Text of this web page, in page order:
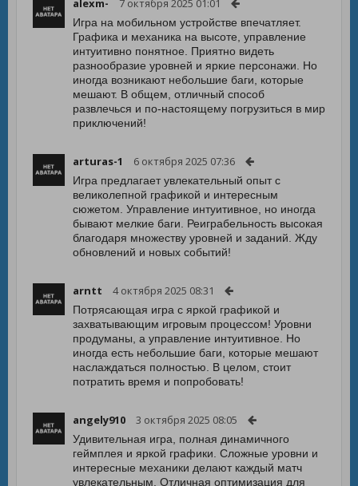
alexm- 7 октября 2025 01:01
Игра на мобильном устройстве впечатляет.
Графика и механика на высоте, управление
интуитивно понятное. Приятно видеть
разнообразие уровней и яркие персонажи. Но
иногда возникают небольшие баги, которые
мешают. В общем, отличный способ
развлечься и по-настоящему погрузиться в мир
приключений!
arturas-1 6 октября 2025 07:36
Игра предлагает увлекательный опыт с
великолепной графикой и интересным
сюжетом. Управление интуитивное, но иногда
бывают мелкие баги. Реиграбельность высокая
благодаря множеству уровней и заданий. Жду
обновлений и новых событий!
arntt 4 октября 2025 08:31
Потрясающая игра с яркой графикой и
захватывающим игровым процессом! Уровни
продуманы, а управление интуитивное. Но
иногда есть небольшие баги, которые мешают
наслаждаться полностью. В целом, стоит
потратить время и попробовать!
angely910 3 октября 2025 08:05
Удивительная игра, полная динамичного
геймплея и яркой графики. Сложные уровни и
интересные механики делают каждый матч
увлекательным. Отличная оптимизация для